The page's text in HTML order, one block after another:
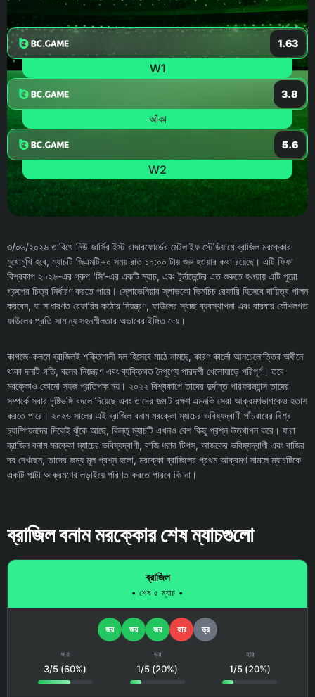
1.63
W1
3.8
আঁকা
5.6
W2
৩/০৬/২০২৬ তারিখে নিউ জার্সির ইস্ট রাদারফোর্ডের মেটলাইফ স্টেডিয়ামে ব্রাজিল মরক্কোর
মুখোমুখি হবে, ম্যাচটি জিএমটি+০ সময় রাত ১০:০০ টায় শুরু হওয়ার কথা রয়েছে। এটি ফিফা
বিশ্বকাপ ২০২৬-এর গ্রুপ ‘সি’-এর একটি ম্যাচ, এবং টুর্নামেন্টের এত শুরুতে হওয়ায় এটি পুরো
গ্রুপের চিত্র নির্ধারণ করতে পারে। স্লোভেনিয়ার স্লাভকো ভিনচিচ রেফারি হিসেবে দায়িত্ব পালন
করবেন, যা সাধারণত রেফারির কঠোর নিয়ন্ত্রণ, ফাউলের ​​স্বচ্ছ ব্যবস্থাপনা এবং বারবার কৌশলগত
ফাউলের ​​প্রতি সামান্য সহনশীলতার অভাবের ইঙ্গিত দেয়।
কাগজে-কলমে ব্রাজিলই শক্তিশালী দল হিসেবে মাঠে নামছে, কারণ কার্লো আনচেলোত্তির অধীনে
থাকা দলটি গতি, বলের নিয়ন্ত্রণ এবং ব্যক্তিগত নৈপুণ্যে পারদর্শী খেলোয়াড়ে পরিপূর্ণ। তবে
মরক্কোও কোনো সহজ প্রতিপক্ষ নয়। ২০২২ বিশ্বকাপে তাদের দুর্দান্ত পারফরম্যান্স তাদের
সম্পর্কে সবার দৃষ্টিভঙ্গি বদলে দিয়েছে এবং তাদের জমাট রক্ষণ এমনকি সেরা আক্রমণভাগকেও হতাশ
করতে পারে। ২০২৬ সালের এই ব্রাজিল বনাম মরক্কো ম্যাচের ভবিষ্যদ্বাণী পাঁচবারের বিশ্ব
চ্যাম্পিয়নদের দিকেই ঝুঁকে আছে, কিন্তু ম্যাচটি এখনও বেশ কিছু প্রশ্ন উত্থাপন করে। যারা
ব্রাজিল বনাম মরক্কো ম্যাচের ভবিষ্যদ্বাণী, বাজি ধরার টিপস, আজকের ভবিষ্যদ্বাণী এবং বাজির
দর দেখছেন, তাদের জন্য মূল প্রশ্ন হলো, মরক্কো ব্রাজিলের প্রথম আক্রমণ সামলে ম্যাচটিকে
একটি পাল্টা আক্রমণের লড়াইয়ে পরিণত করতে পারবে কি না।
ব্রাজিল বনাম মরক্কোর শেষ ম্যাচগুলো
ব্রাজিল
• শেষ ৫ ম্যাচ •
জয় জয় জয় হার ড্র
জয়
3/5 (60%)
ড্র
1/5 (20%)
হার
1/5 (20%)